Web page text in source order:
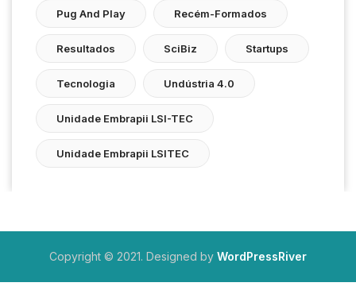
Pug And Play Recém-Formados
Resultados SciBiz Startups
Tecnologia Undústria 4.0
Unidade Embrapii LSI-TEC
Unidade Embrapii LSITEC
Copyright © 2021. Designed by WordPressRiver